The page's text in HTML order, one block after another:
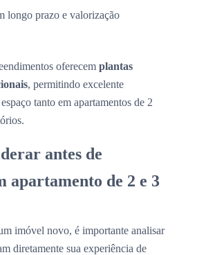
longo prazo e valorização
oferecem plantas
, permitindo excelente
tanto em apartamentos de 2
antes de
apartamento de 2 e 3
imóvel novo, é importante analisar
diretamente sua experiência de